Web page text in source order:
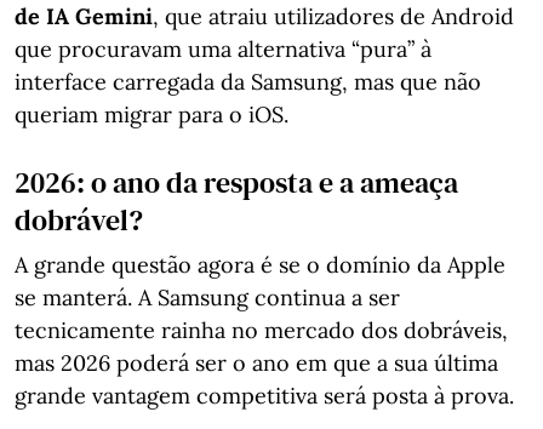
de IA Gemini, que atraiu utilizadores de Android
que procuravam uma alternativa “pura” à
interface carregada da Samsung, mas que não
queriam migrar para o iOS.
2026: o ano da resposta e a ameaça
dobrável?
A grande questão agora é se o domínio da Apple
se manterá. A Samsung continua a ser
tecnicamente rainha no mercado dos dobráveis,
mas 2026 poderá ser o ano em que a sua última
grande vantagem competitiva será posta à prova.